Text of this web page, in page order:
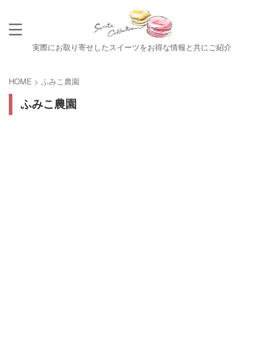
実際にお取り寄せしたスイーツをお得な情報と共にご紹介
HOME > ふみこ農園
ふみこ農園